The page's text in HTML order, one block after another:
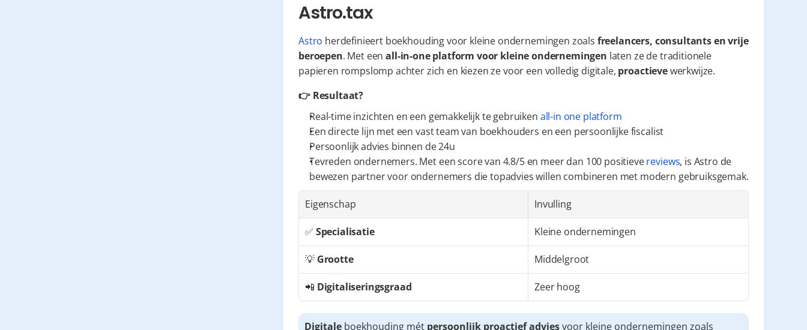
Astro.tax
Astro herdefinieert boekhouding voor kleine ondernemingen zoals freelancers, consultants en vrije
beroepen. Met een all-in-one platform voor kleine ondernemingen laten ze de traditionele
papieren rompslomp achter zich en kiezen ze voor een volledig digitale, proactieve werkwijze.
👉 Resultaat?
Real-time inzichten en een gemakkelijk te gebruiken all-in one platform
Een directe lijn met een vast team van boekhouders en een persoonlijke fiscalist
Persoonlijk advies binnen de 24u
Tevreden ondernemers. Met een score van 4.8/5 en meer dan 100 positieve reviews, is Astro de
bewezen partner voor ondernemers die topadvies willen combineren met modern gebruiksgemak.
Eigenschap Invulling
✅ Specialisatie Kleine ondernemingen
💡 Grootte Middelgroot
📲 Digitaliseringsgraad Zeer hoog
Digitale boekhouding mét persoonlijk proactief advies voor kleine ondernemingen zoals